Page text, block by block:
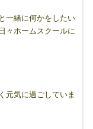
一緒に何かをしたい
々ホームスクールに
元気に過ごしていま